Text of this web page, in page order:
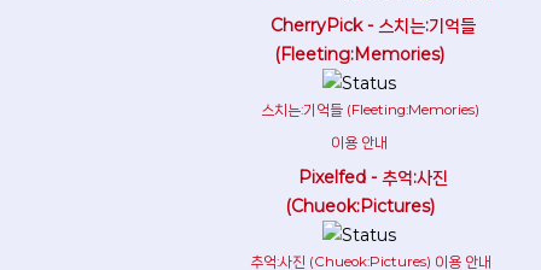
CherryPick - 스치는:기억들
(Fleeting:Memories)
스치는:기억들 (Fleeting:Memories)
이용 안내
Pixelfed - 추억:사진
(Chueok:Pictures)
추억:사진 (Chueok:Pictures) 이용 안내